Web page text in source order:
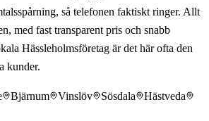
så telefonen faktiskt ringer. Allt
med fast transparent pris och snabb
Hässleholmsföretag är det här ofta den
kunder.
Bjärnum Vinslöv Sösdala
Hästveda